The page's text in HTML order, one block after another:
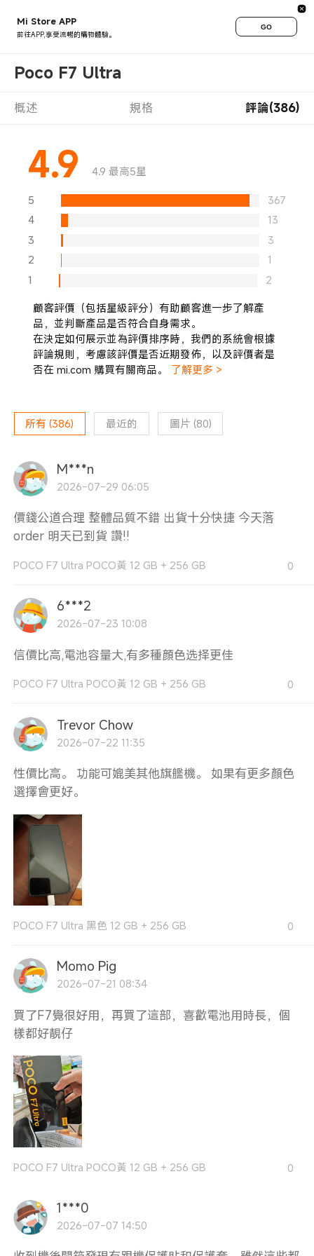
Mi Store APP
前往APP,享受流暢的購物體驗。
GO
Poco F7 Ultra
概述 規格 評論(386)
4.9 4.9 最高5星
5
367
4
13
3
3
2
1
1
2
顧客評價（包括星級評分）有助顧客進一步了解產
品，並判斷產品是否符合自身需求。
在決定如何展示並為評價排序時，我們的系統會根據
評論規則，考慮該評價是否近期發佈，以及評價者是
否在 mi.com 購買有關商品。
了解更多 >
所有 (386) 最近的 圖片 (80)
M***n
2026-07-29 06:05
價錢公道合理 整體品質不錯 出貨十分快捷 今天落
order 明天已到貨 讚!!
POCO F7 Ultra POCO黃 12 GB + 256 GB 0
6***2
2026-07-23 10:08
信價比高,電池容量大,有多種顔色选择更佳
POCO F7 Ultra POCO黃 12 GB + 256 GB 0
Trevor Chow
2026-07-22 11:35
性價比高。 功能可媲美其他旗艦機。 如果有更多顏色
選擇會更好。
POCO F7 Ultra 黑色 12 GB + 256 GB 0
Momo Pig
2026-07-21 08:34
買了F7覺很好用，再買了這部，喜歡電池用時長，個
樣都好靚仔
POCO F7 Ultra POCO黃 12 GB + 256 GB 0
1***0
2026-07-07 14:50